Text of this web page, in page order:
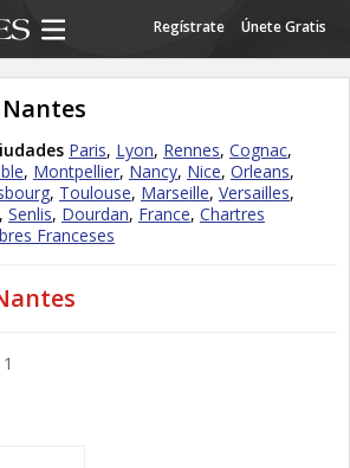
Regístrate Únete Gratis
Paris, Lyon, Rennes, Cognac,
, Montpellier, Nancy, Nice, Orleans,
, Toulouse, Marseille, Versailles,
, Senlis, Dourdan, France, Chartres
Franceses